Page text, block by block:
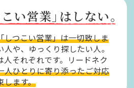
い営業」はしない。
しつこい営業」は一切致しま
人や、ゆっくり探したい人。
人それぞれです。リードネク
人ひとりに寄り添ったご対応
します。